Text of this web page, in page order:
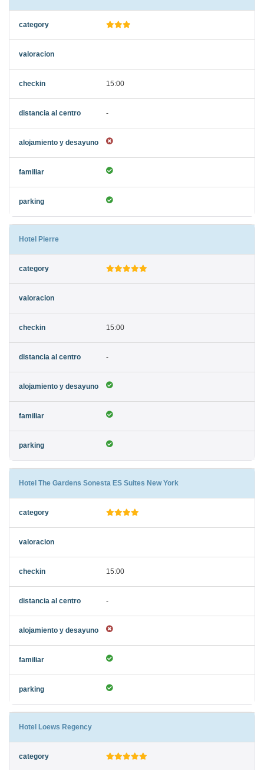
15:00
-
Hotel Pierre
15:00
-
Hotel The Gardens Sonesta ES Suites New York
15:00
-
Hotel Loews Regency